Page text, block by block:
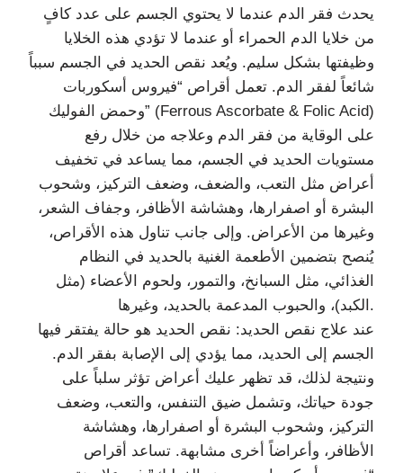
يحدث فقر الدم عندما لا يحتوي الجسم على عدد كافٍ
من خلايا الدم الحمراء أو عندما لا تؤدي هذه الخلايا
وظيفتها بشكل سليم. ويُعد نقص الحديد في الجسم سبباً
شائعاً لفقر الدم. تعمل أقراص “فيروس أسكوربات
وحمض الفوليك” (Ferrous Ascorbate & Folic Acid)
على الوقاية من فقر الدم وعلاجه من خلال رفع
مستويات الحديد في الجسم، مما يساعد في تخفيف
أعراض مثل التعب، والضعف، وضعف التركيز، وشحوب
البشرة أو اصفرارها، وهشاشة الأظافر، وجفاف الشعر،
وغيرها من الأعراض. ​​وإلى جانب تناول هذه الأقراص،
يُنصح بتضمين الأطعمة الغنية بالحديد في النظام
الغذائي، مثل السبانخ، والتمور، ولحوم الأعضاء (مثل
الكبد)، والحبوب المدعمة بالحديد، وغيرها.
عند علاج نقص الحديد: نقص الحديد هو حالة يفتقر فيها
الجسم إلى الحديد، مما يؤدي إلى الإصابة بفقر الدم.
ونتيجة لذلك، قد تظهر عليك أعراض تؤثر سلباً على
جودة حياتك، وتشمل ضيق التنفس، والتعب، وضعف
التركيز، وشحوب البشرة أو اصفرارها، وهشاشة
الأظافر، وأعراضاً أخرى مشابهة. تساعد أقراص